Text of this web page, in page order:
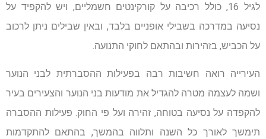
לגיל 16, כולל רכיבה על קורקינטים חשמליים, ויש להקפיד על
נסיעה במדרכה בשבילי אופניים בלבד, ובאין שבילים ניתן לרכוב
על הכביש, בזהירות ובהתאם לחוקי התנועה.
העירייה רואה חשיבות רבה בפעילות ההסברתית לבני הנוער
ושמה לעצמה מטרה להגדיל את מודעות בני הנוער והצעירים בעיר
להקפדה על נסיעה בטוחה, זהירה ועל פי החוק. פעילות ההסברה
תימשך לאורך כל השנה ותלווה בהמשך, בהתאם להתקדמות